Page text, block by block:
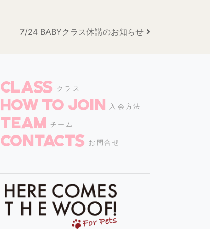
7/24 BABYクラス休講のお知らせ
CLASS クラス
How to join 入会方法
TEAM チーム
CONTACTS お問合せ